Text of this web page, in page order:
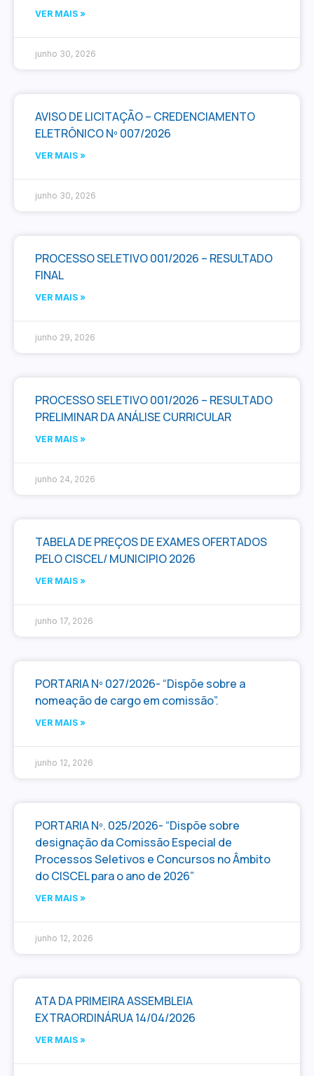
VER MAIS »
junho 30, 2026
AVISO DE LICITAÇÃO – CREDENCIAMENTO
ELETRÔNICO Nº 007/2026
VER MAIS »
junho 30, 2026
PROCESSO SELETIVO 001/2026 – RESULTADO
FINAL
VER MAIS »
junho 29, 2026
PROCESSO SELETIVO 001/2026 – RESULTADO
PRELIMINAR DA ANÁLISE CURRICULAR
VER MAIS »
junho 24, 2026
TABELA DE PREÇOS DE EXAMES OFERTADOS
PELO CISCEL/ MUNICIPIO 2026
VER MAIS »
junho 17, 2026
PORTARIA Nº 027/2026- “Dispõe sobre a
nomeação de cargo em comissão”.
VER MAIS »
junho 12, 2026
PORTARIA Nº. 025/2026- “Dispõe sobre
designação da Comissão Especial de
Processos Seletivos e Concursos no Âmbito
do CISCEL para o ano de 2026”
VER MAIS »
junho 12, 2026
ATA DA PRIMEIRA ASSEMBLEIA
EXTRAORDINÁRUA 14/04/2026
VER MAIS »